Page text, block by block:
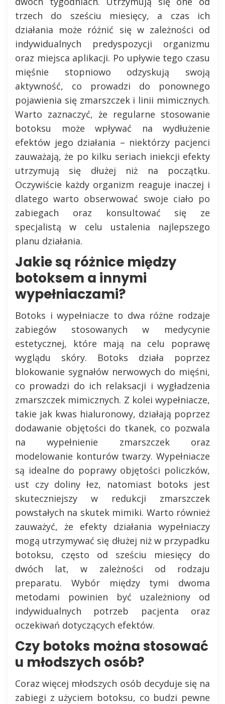
trzech do sześciu miesięcy, a czas ich
działania może różnić się w zależności od
indywidualnych predyspozycji organizmu
oraz miejsca aplikacji. Po upływie tego czasu
mięśnie stopniowo odzyskują swoją
aktywność, co prowadzi do ponownego
pojawienia się zmarszczek i linii mimicznych.
Warto zaznaczyć, że regularne stosowanie
botoksu może wpływać na wydłużenie
efektów jego działania – niektórzy pacjenci
zauważają, że po kilku seriach iniekcji efekty
utrzymują się dłużej niż na początku.
Oczywiście każdy organizm reaguje inaczej i
dlatego warto obserwować swoje ciało po
zabiegach oraz konsultować się ze
specjalistą w celu ustalenia najlepszego
planu działania.
Jakie są różnice między
botoksem a innymi
wypełniaczami?
Botoks i wypełniacze to dwa różne rodzaje
zabiegów stosowanych w medycynie
estetycznej, które mają na celu poprawę
wyglądu skóry. Botoks działa poprzez
blokowanie sygnałów nerwowych do mięśni,
co prowadzi do ich relaksacji i wygładzenia
zmarszczek mimicznych. Z kolei wypełniacze,
takie jak kwas hialuronowy, działają poprzez
dodawanie objętości do tkanek, co pozwala
na wypełnienie zmarszczek oraz
modelowanie konturów twarzy. Wypełniacze
są idealne do poprawy objętości policzków,
ust czy doliny łez, natomiast botoks jest
skuteczniejszy w redukcji zmarszczek
powstałych na skutek mimiki. Warto również
zauważyć, że efekty działania wypełniaczy
mogą utrzymywać się dłużej niż w przypadku
botoksu, często od sześciu miesięcy do
dwóch lat, w zależności od rodzaju
preparatu. Wybór między tymi dwoma
metodami powinien być uzależniony od
indywidualnych potrzeb pacjenta oraz
oczekiwań dotyczących efektów.
Czy botoks można stosować
u młodszych osób?
Coraz więcej młodszych osób decyduje się na
zabiegi z użyciem botoksu, co budzi pewne